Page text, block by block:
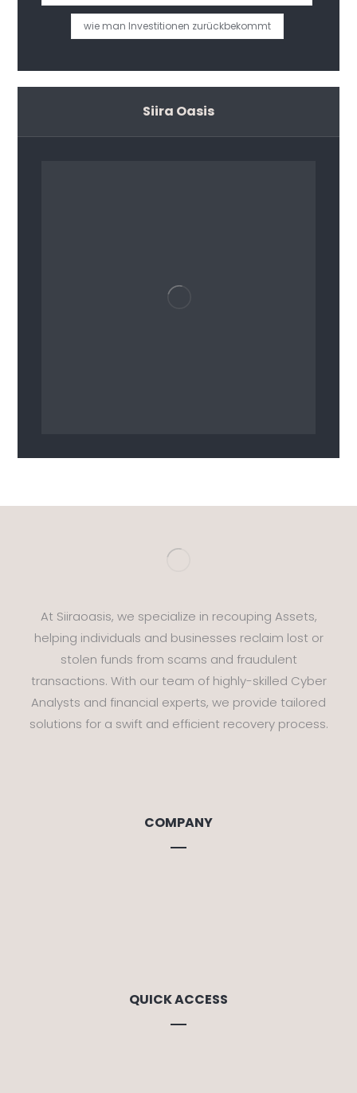
wie man Investitionen zurückbekommt
Siira Oasis
At Siiraoasis, we specialize in recouping Assets,
helping individuals and businesses reclaim lost or
stolen funds from scams and fraudulent
transactions. With our team of highly-skilled Cyber
Analysts and financial experts, we provide tailored
solutions for a swift and efficient recovery process.
COMPANY
QUICK ACCESS